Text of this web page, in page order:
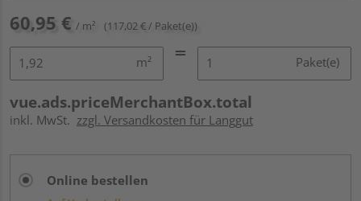
60,95 € / m² (117,02 € / Paket(e))
m² Paket(e)
vue.ads.priceMerchantBox.total
inkl. MwSt. zzgl. Versandkosten für Langgut
Online bestellen